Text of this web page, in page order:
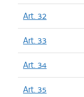
Art. 32
Art. 33
Art. 34
Art. 35